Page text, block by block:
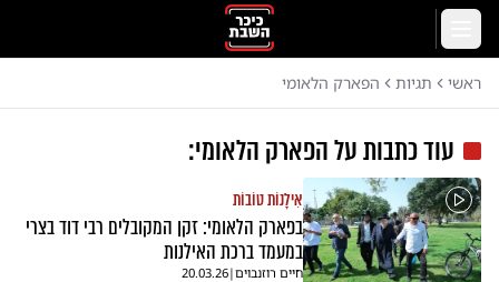
דלג לתוכן הראשי
ראשי תגיות הפארק הלאומי
עוד כתבות עלהפארק הלאומי:
אִילָנוֹת טוֹבוֹת
בפארק הלאומי: זקן המקובלים רבי דוד בצרי
במעמד ברכת האילנות
חיים רוזנבוים|
20.03.26